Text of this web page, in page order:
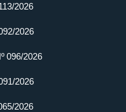
2026
2026
096/2026
2026
2026